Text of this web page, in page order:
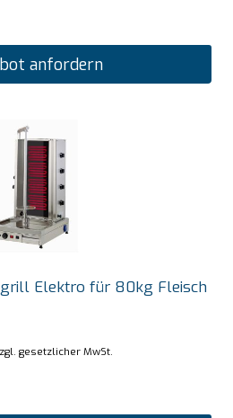
anfordern
Elektro für 80kg Fleisch
gesetzlicher MwSt.